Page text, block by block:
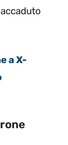
a X-